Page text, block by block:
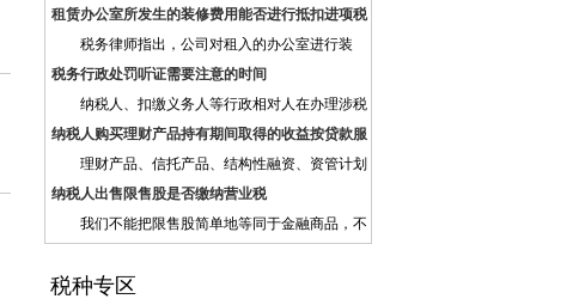
房地产项目，在收到预收款时按照3%的预征率预
缴增值税。如果认购金属于预收款，则应当预缴增
值税，反之无须预缴增值税。
租赁办公室所发生的装修费用能否进行抵扣进项税
税务律师指出，公司对租入的办公室进行装
修，所取得的装修费用专用发票，只要该办公室不
是用于简易计税方法计税项目、免征增值税项目、
集体福利或者个人消费则可以抵扣进项税额，并且
可以一次性抵扣。
税务行政处罚听证需要注意的时间
纳税人、扣缴义务人等行政相对人在办理涉税
事项、接受税务行政管理等过程中，偶尔会由于违
反税法规定而被税务机关处罚，行政相对人理所当
然应为自身的违法行为付出代价，但在接受处罚的
同时，也要留意法律赋予的申请听证权。
纳税人购买理财产品持有期间取得的收益按贷款服
务缴纳增值税
理财产品、信托产品、结构性融资、资管计划
等产品属金融商品，金融商品持有期间利息（保本
收益、报酬、资金占用费、补偿金等）收入按贷款
的收益按贷款服务缴纳增值税。
纳税人出售限售股是否缴纳营业税
我们不能把限售股简单地等同于金融商品，不
出售限售股也不是金融商品的转让，而是属于股权
税种专区